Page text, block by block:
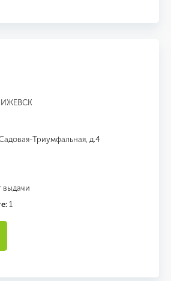
ИЖЕВСК
Триумфальная, д.4
выдачи
1